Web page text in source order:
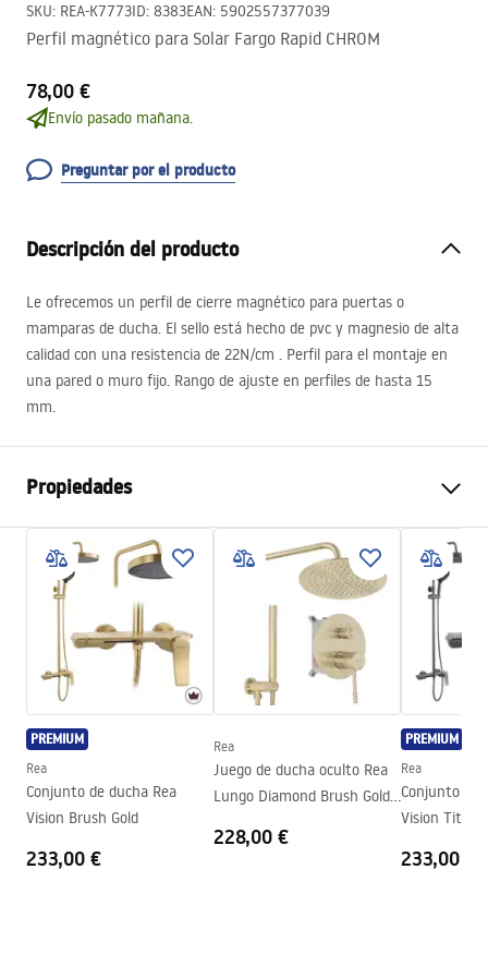
SKU: REA-K7773ID: 8383EAN: 5902557377039
Perfil magnético para Solar Fargo Rapid CHROM
78,00 €
Envío pasado mañana.
Preguntar por el producto
Descripción del producto
Le ofrecemos un perfil de cierre magnético para puertas o
mamparas de ducha. El sello está hecho de pvc y magnesio de alta
calidad con una resistencia de 22N/cm . Perfil para el montaje en
una pared o muro fijo. Rango de ajuste en perfiles de hasta 15
mm.
Propiedades
Altura 35 mmmm
Longitud
1950 mm
Ajuste de la extensión
25 mm
Anchura
mm
Garantía
2 años
PREMIUM
Rea
Conjunto de ducha Rea
Vision Brush Gold
233,00 €
Rea
Juego de ducha oculto Rea
Lungo Diamond Brush Gold
228,00 €
PREMIUM
Rea
Conjunto de
Vision Titan
233,00 €